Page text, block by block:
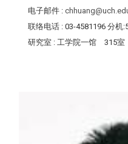
电子邮件 :
联络电话 : 03-4581196 分机
研究室 : 工学院一馆 315室